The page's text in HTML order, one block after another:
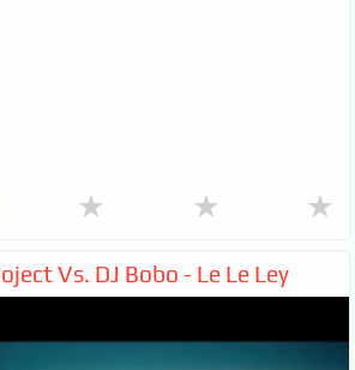
★ ★ ★
Vs. DJ Bobo - Le Le Ley